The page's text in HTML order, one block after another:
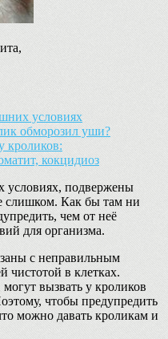
условиях
обморозил уши?
кроликов:
кокцидиоз
условиях, подвержены
слишком. Как бы там ни
чем от неё
для организма.
с неправильным
чистотой в клетках.
вызвать у кроликов
чтобы предупредить
можно давать кроликам и